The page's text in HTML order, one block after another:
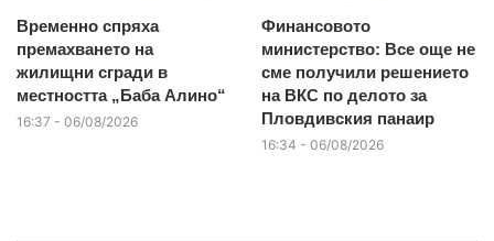
Временно спряха
премахването на
жилищни сгради в
местността „Баба Алино“
16:37 - 06/08/2026
Финансовото
министерство: Все още не
сме получили решението
на ВКС по делото за
Пловдивския панаир
16:34 - 06/08/2026